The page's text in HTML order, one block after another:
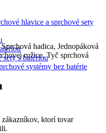
hadica, Jednopáková
ružice, Tyč sprchová
hlavice a sprchové sety
sety s batériou
systémy bez batérie
ktorí tovar